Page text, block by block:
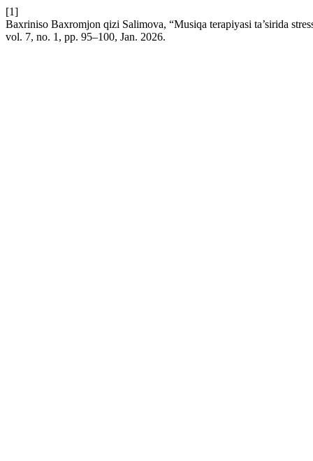
[1]
Baxriniso Baxromjon qizi Salimova, “Musiqa terapiyasi ta’sirida
vol. 7, no. 1, pp. 95–100, Jan. 2026.